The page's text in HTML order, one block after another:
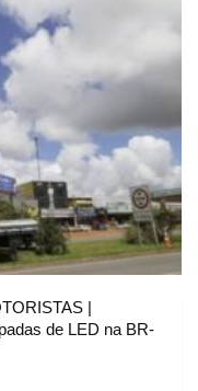
|
de LED na BR-